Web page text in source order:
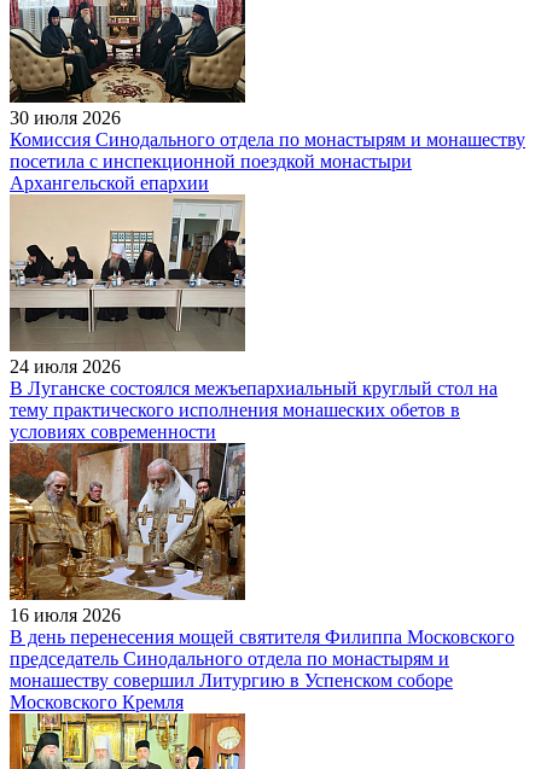
30 июля 2026
Комиссия Синодального отдела по монастырям и монашеству
посетила с инспекционной поездкой монастыри
Архангельской епархии
24 июля 2026
В Луганске состоялся межъепархиальный круглый стол на
тему практического исполнения монашеских обетов в
условиях современности
16 июля 2026
В день перенесения мощей святителя Филиппа Московского
председатель Синодального отдела по монастырям и
монашеству совершил Литургию в Успенском соборе
Московского Кремля